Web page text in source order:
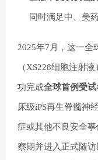
同时满足中、美
2025年7月，这一全
（XS228细胞注射
功完成全球首例受
床级iPS再生脊髓神
症或其他不良安全
察期并进入正式随